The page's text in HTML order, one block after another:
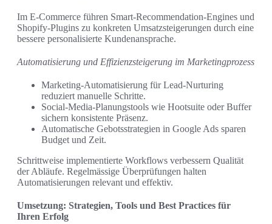
Im E‑Commerce führen Smart-Recommendation-Engines und
Shopify-Plugins zu konkreten Umsatzsteigerungen durch eine
bessere personalisierte Kundenansprache.
Automatisierung und Effizienzsteigerung im Marketingprozess
Marketing-Automatisierung für Lead-Nurturing
reduziert manuelle Schritte.
Social-Media-Planungstools wie Hootsuite oder Buffer
sichern konsistente Präsenz.
Automatische Gebotsstrategien in Google Ads sparen
Budget und Zeit.
Schrittweise implementierte Workflows verbessern Qualität
der Abläufe. Regelmässige Überprüfungen halten
Automatisierungen relevant und effektiv.
Umsetzung: Strategien, Tools und Best Practices für
Ihren Erfolg